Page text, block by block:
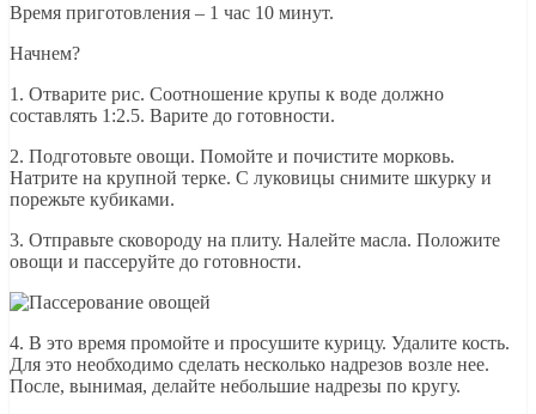
Время приготовления – 1 час 10 минут.
Начнем?
1. Отварите рис. Соотношение крупы к воде должно
составлять 1:2.5. Варите до готовности.
2. Подготовьте овощи. Помойте и почистите морковь.
Натрите на крупной терке. С луковицы снимите шкурку и
порежьте кубиками.
3. Отправьте сковороду на плиту. Налейте масла. Положите
овощи и пассеруйте до готовности.
4. В это время промойте и просушите курицу. Удалите кость.
Для это необходимо сделать несколько надрезов возле нее.
После, вынимая, делайте небольшие надрезы по кругу.